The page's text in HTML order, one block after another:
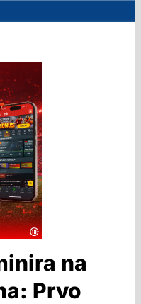
na
Prvo